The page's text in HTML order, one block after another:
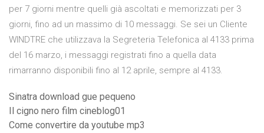
per 7 giorni mentre quelli già ascoltati e memorizzati per 3
giorni, fino ad un massimo di 10 messaggi. Se sei un Cliente
WINDTRE che utilizzava la Segreteria Telefonica al 4133 prima
del 16 marzo, i messaggi registrati fino a quella data
rimarranno disponibili fino al 12 aprile, sempre al 4133.
Sinatra download gue pequeno
Il cigno nero film cineblog01
Come convertire da youtube mp3